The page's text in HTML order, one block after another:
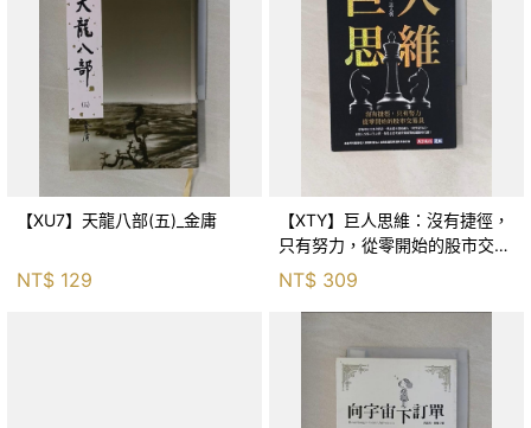
【XU7】天龍八部(五)_金庸
NT$ 129
【XTY】巨人思維：沒有捷徑，
只有努力，從零開始的股市交易
員_巨人傑
NT$ 309